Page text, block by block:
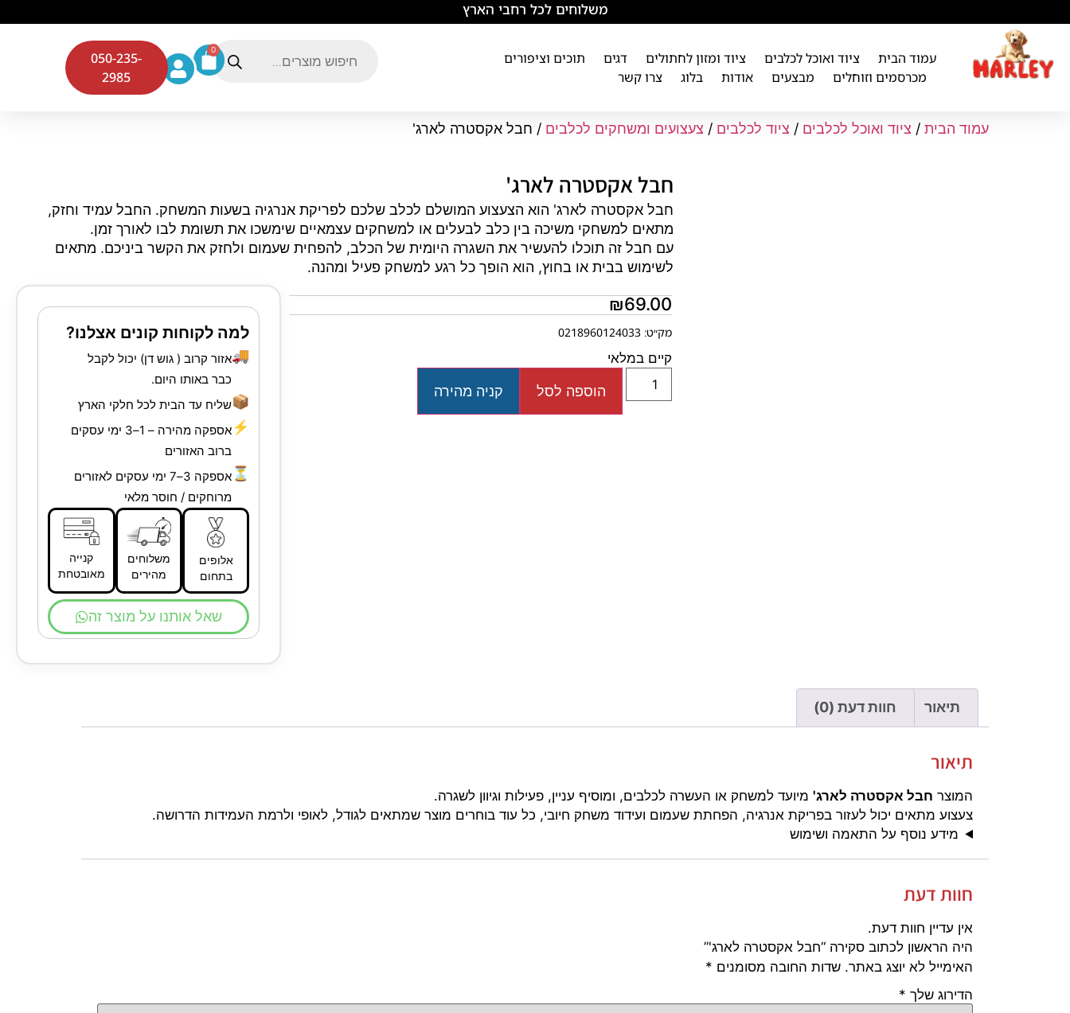
משלוחים לכל רחבי הארץ
עמוד הבית ציוד ואוכל לכלבים ציוד ומזון לחתולים דגים
תוכים וציפורים
מכרסמים וזוחלים
מבצעים אודות בלוג צרו קשר
0
050-235-
2985
עמוד הבית / ציוד ואוכל לכלבים / ציוד לכלבים / צעצועים ומשחקים לכלבים / חבל אקסטרה לארג'
חבל אקסטרה לארג'
חבל אקסטרה לארג' הוא הצעצוע המושלם לכלב שלכם לפריקת אנרגיה בשעות המשחק. החבל עמיד וחזק,
מתאים למשחקי משיכה בין כלב לבעלים או למשחקים עצמאיים שימשכו את תשומת לבו לאורך זמן.
עם חבל זה תוכלו להעשיר את השגרה היומית של הכלב, להפחית שעמום ולחזק את הקשר ביניכם. מתאים
לשימוש בבית או בחוץ, הוא הופך כל רגע למשחק פעיל ומהנה.
₪69.00
מק״ט: 0218960124033
קיים במלאי
הוספה לסל קניה מהירה
למה לקוחות קונים אצלנו?
🚚אזור קרוב ( גוש דן) יכול לקבל
כבר באותו היום.
📦שליח עד הבית לכל חלקי הארץ
⚡
אספקה מהירה – 1–3 ימי עסקים
ברוב האזורים
⏳
אספקה 3–7 ימי עסקים לאזורים
מרוחקים / חוסר מלאי
אלופים
בתחום
משלוחים
מהירים
קנייה
מאובטחת
שאל אותנו על מוצר זה
תיאור חוות דעת (0)
תיאור
המוצר חבל אקסטרה לארג' מיועד למשחק או העשרה לכלבים, ומוסיף עניין, פעילות וגיוון לשגרה.
צעצוע מתאים יכול לעזור בפריקת אנרגיה, הפחתת שעמום ועידוד משחק חיובי, כל עוד בוחרים מוצר שמתאים לגודל, לאופי ולרמת העמידות הדרושה.
מידע נוסף על התאמה ושימוש
חוות דעת
אין עדיין חוות דעת.
היה הראשון לכתוב סקירה “חבל אקסטרה לארג'”
האימייל לא יוצג באתר. שדות החובה מסומנים *
הדירוג שלך *